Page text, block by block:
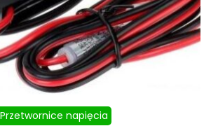
Przetwornice napięcia